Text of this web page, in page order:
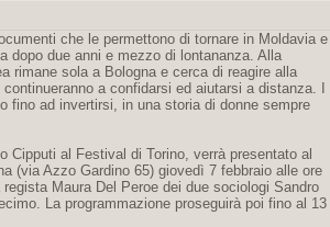
che le permettono di tornare in Moldavia e
dopo due anni e mezzo di lontananza. Alla
rimane sola a Bologna e cerca di reagire alla
a confidarsi ed aiutarsi a distanza. I
fino ad invertirsi, in una storia di donne sempre
Cipputi al Festival di Torino, verrà presentato al
(via Azzo Gardino 65) giovedì 7 febbraio alle ore
Maura Del Peroe dei due sociologi Sandro
La programmazione proseguirà poi fino al 13